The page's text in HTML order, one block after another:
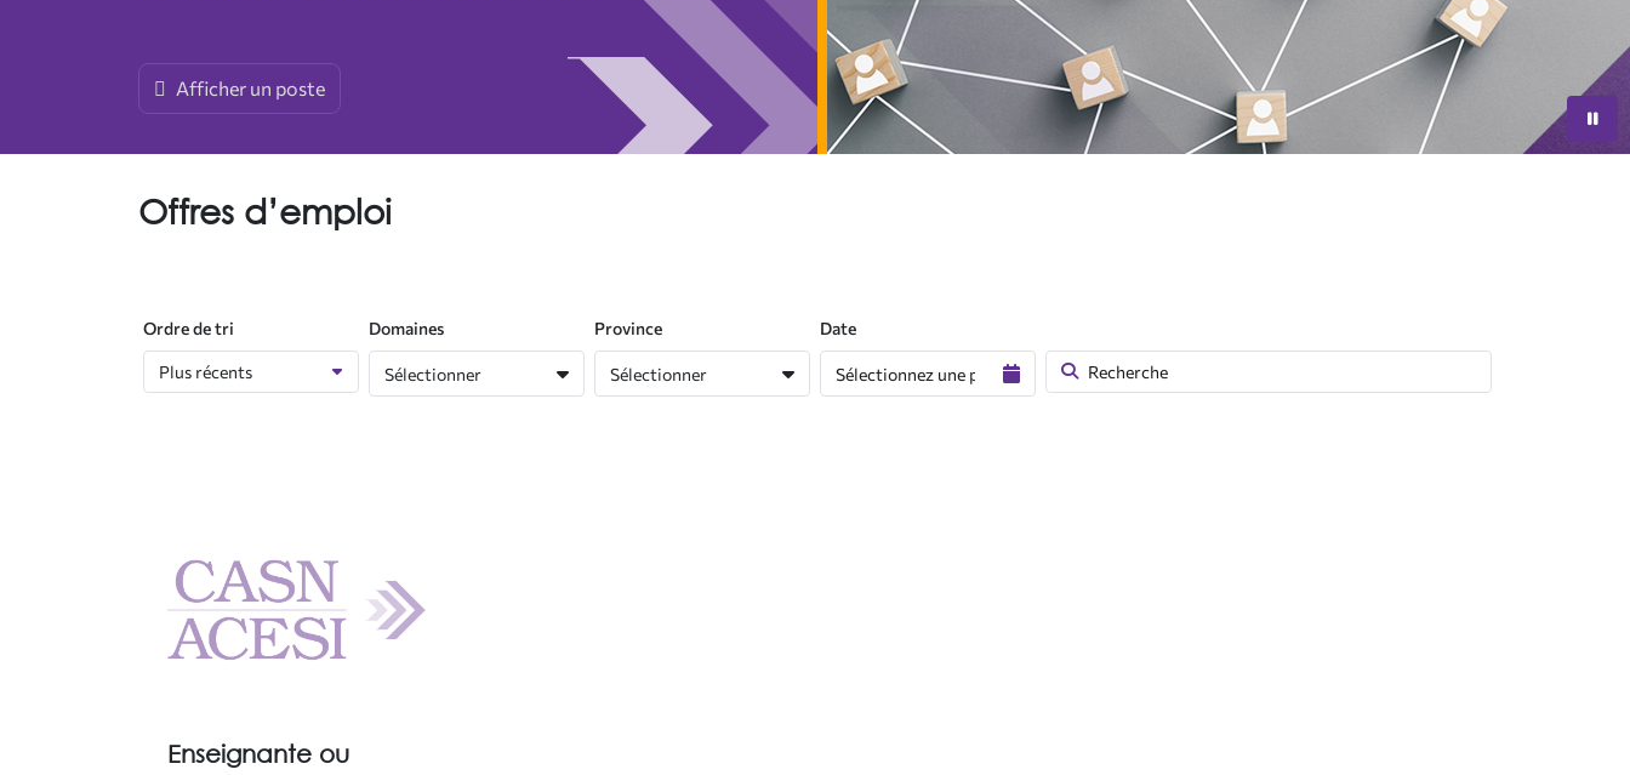
Fellows
Infolettre de l’ACESI
Afficher un poste
Offres d’emploi
Ordre de tri Domaines
Sélectionner
Province
Sélectionner
Date
Enseignante ou